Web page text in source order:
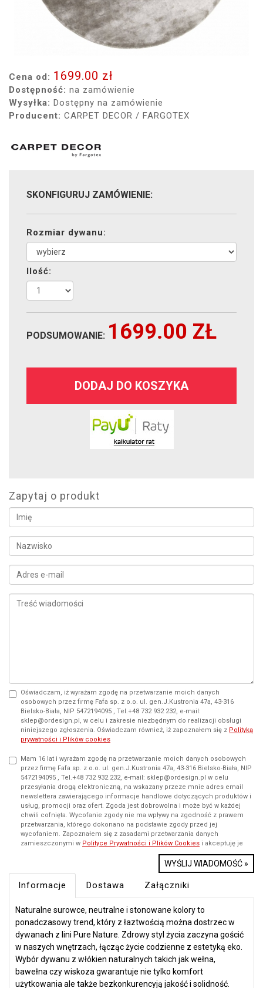
Cena od: 1699.00 zł
Dostępność: na zamówienie
Wysyłka: Dostępny na zamówienie
Producent: CARPET DECOR / FARGOTEX
SKONFIGURUJ ZAMÓWIENIE:
Rozmiar dywanu:
Ilość:
PODSUMOWANIE: 1699.00 ZŁ
DODAJ DO KOSZYKA
Zapytaj o produkt
Oświadczam, iż wyrażam zgodę na przetwarzanie moich danych
osobowych przez firmę Fafa sp. z o.o. ul. gen.J.Kustronia 47a, 43-316
Bielsko-Biała, NIP 5472194095 , Tel.+48 732 932 232, e-mail:
sklep@ordesign.pl, w celu i zakresie niezbędnym do realizacji obsługi
niniejszego zgłoszenia. Oświadczam również, iż zapoznałem się z Polityką
prywatności i Plików cookies
Mam 16 lat i wyrażam zgodę na przetwarzanie moich danych osobowych
przez firmę Fafa sp. z o.o. ul. gen.J.Kustronia 47a, 43-316 Bielsko-Biała, NIP
5472194095 , Tel.+48 732 932 232, e-mail: sklep@ordesign.pl w celu
przesyłania drogą elektroniczną, na wskazany przeze mnie adres email
newslettera zawierającego informacje handlowe dotyczących produktów i
usług, promocji oraz ofert. Zgoda jest dobrowolna i może być w każdej
chwili cofnięta. Wycofanie zgody nie ma wpływy na zgodność z prawem
przetwarzania, którego dokonano na podstawie zgody przed jej
wycofaniem. Zapoznałem się z zasadami przetwarzania danych
zamieszczonymi w Polityce Prywatności i Plików Cookies i akceptuję je
WYŚLIJ WIADOMOŚĆ »
Informacje Dostawa Załączniki
Naturalne surowce, neutralne i stonowane kolory to
ponadczasowy trend, który z łaztwością można dostrzec w
dywanach z lini Pure Nature. Zdrowy styl życia zaczyna gościć
w naszych wnętrzach, łącząc życie codzienne z estetyką eko.
Wybór dywanu z włókien naturalnych takich jak wełna,
bawełna czy wiskoza gwarantuje nie tylko komfort
użytkowania ale także bezkonkurencyją jakość i solidność.